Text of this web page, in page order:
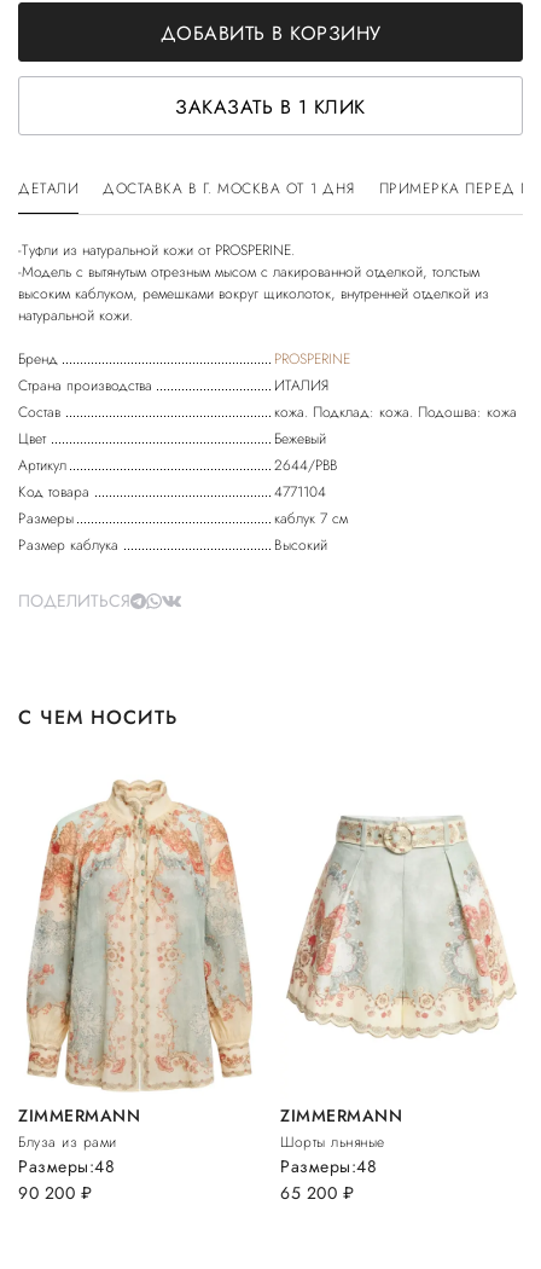
ДОБАВИТЬ В КОРЗИНУ
ЗАКАЗАТЬ В 1 КЛИК
ДЕТАЛИ ДОСТАВКА В Г. МОСКВА ОТ 1 ДНЯ ПРИМЕРКА ПЕРЕД
-Туфли из натуральной кожи от PROSPERINE.
-Модель с вытянутым отрезным мысом с лакированной отделкой, толстым
высоким каблуком, ремешками вокруг щиколоток, внутренней отделкой из
Бренд
PROSPERINE
Страна производства
ИТАЛИЯ
Состав
кожа. Подклад: кожа. Подошва: кожа
Цвет
Бежевый
Артикул
2644/PBB
Код товара
4771104
Размеры
каблук 7 см
Размер каблука
Высокий
ПОДЕЛИТЬСЯ
С ЧЕМ НОСИТЬ
ZIMMERMANN
Блуза из рами
90 200 руб.
Размеры:48
ZIMMERMANN
Шорты льняные
65 200 руб.
Размеры:48